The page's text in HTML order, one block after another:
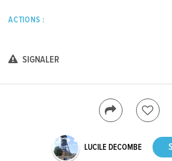
ACTIONS :
SIGNALER
LUCILE DECOMBE